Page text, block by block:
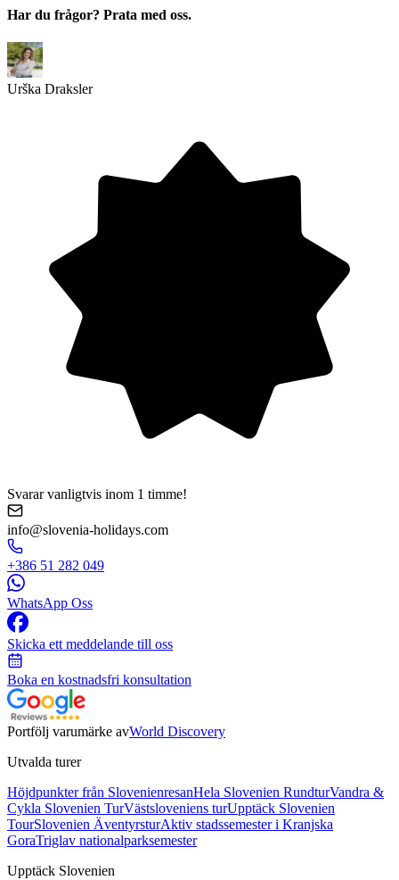
Har du frågor? Prata med oss.
Urška Draksler
Svarar vanligtvis inom 1 timme!
info@slovenia-holidays.com
+386 51 282 049
WhatsApp Oss
Skicka ett meddelande till oss
Boka en kostnadsfri konsultation
Portfölj varumärke avWorld Discovery
Utvalda turer
Höjdpunkter från SlovenienresanHela Slovenien RundturVandra &
Cykla Slovenien TurVästsloveniens turUpptäck Slovenien
TourSlovenien ÄventyrsturAktiv stadssemester i Kranjska
GoraTriglav nationalparksemester
Upptäck Slovenien